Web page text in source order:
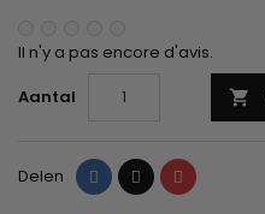
Il n'y a pas encore d'avis.
Aantal

Delen Delen Tweet Pinterest